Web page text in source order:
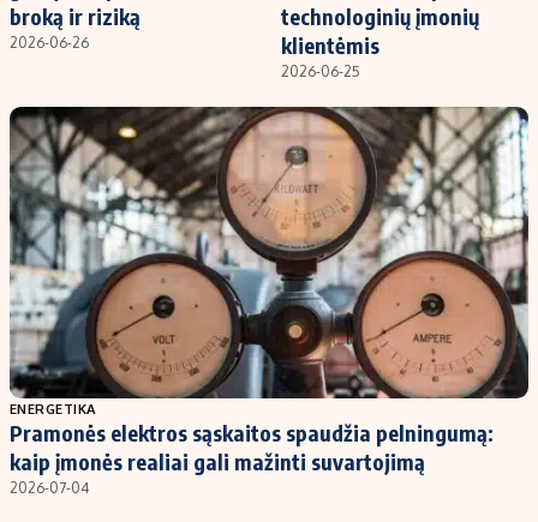
broką ir riziką
2026-06-26
technologinių įmonių
klientėmis
2026-06-25
ENERGETIKA
Pramonės elektros sąskaitos spaudžia pelningumą:
kaip įmonės realiai gali mažinti suvartojimą
2026-07-04